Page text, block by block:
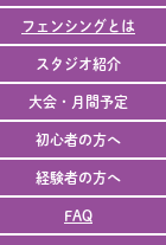
フェンシングとは
スタジオ紹介
大会・月間予定
初心者の方へ
経験者の方へ
FAQ